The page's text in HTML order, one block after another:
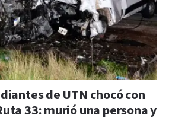
de UTN chocó con
33: murió una persona y